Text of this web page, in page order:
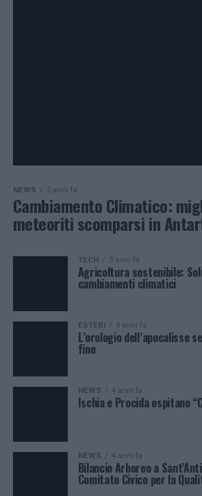
NEWS 2 anni fa
Cambiamento Climatico:
meteoriti scomparsi in
TECH 3 anni fa
Agricoltura sostenibile:
cambiamenti climatici
ESTERI 4 anni fa
L’orologio dell’apocalisse
fine
NEWS 4 anni fa
Ischia e Procida ospitano
NEWS 4 anni fa
Bilancio Arboreo a
Comitato Civico per la